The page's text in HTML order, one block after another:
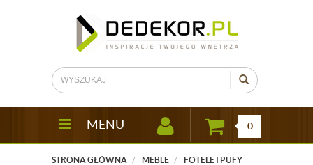
MENU 0
STRONA GŁÓWNA MEBLE
FOTELE I PUFY